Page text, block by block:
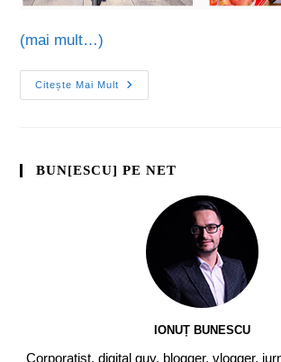
(mai mult…)
Citește Mai Mult
BUN[ESCU] PE NET
IONUȚ BUNESCU
Corporatist, digital guy, blogger, vlogger,